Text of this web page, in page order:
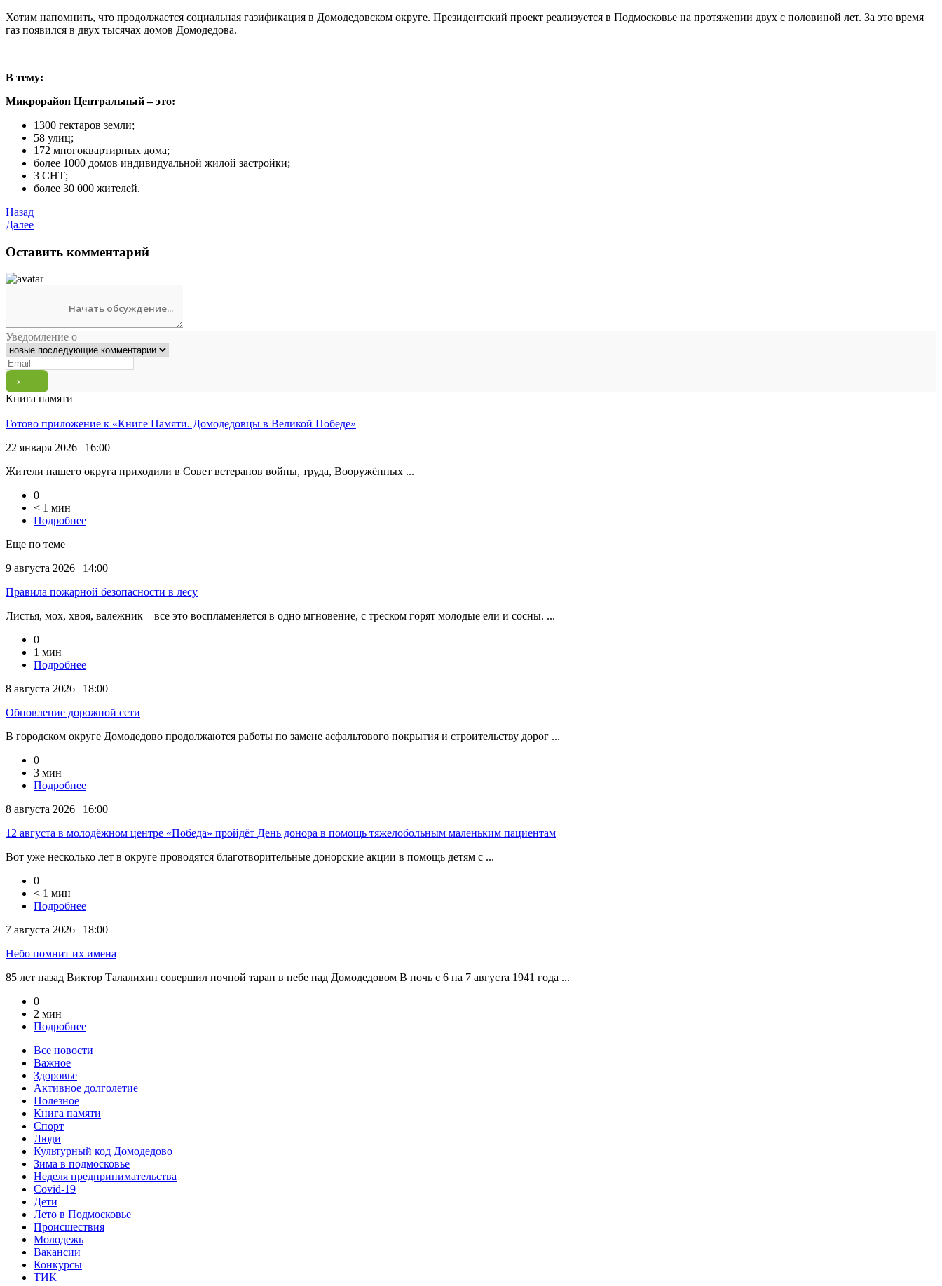
Хотим напомнить, что продолжается социальная газификация в Домодедовском округе. Президентский проект реализуется в Подмосковье на протяжении двух с половиной лет. За это время
газ появился в двух тысячах домов Домодедова.
В тему:
Микрорайон Центральный – это:
1300 гектаров земли;
58 улиц;
172 многоквартирных дома;
более 1000 домов индивидуальной жилой застройки;
3 СНТ;
более 30 000 жителей.
Назад
Далее
Оставить комментарий
Уведомление о
Книга памяти
Готово приложение к «Книге Памяти. Домодедовцы в Великой Победе»
22 января 2026 | 16:00
Жители нашего округа приходили в Совет ветеранов войны, труда, Вооружённых ...
0
< 1 мин
Подробнее
Еще по теме
9 августа 2026 | 14:00
Правила пожарной безопасности в лесу
Листья, мох, хвоя, валежник – все это воспламеняется в одно мгновение, с треском горят молодые ели и сосны. ...
0
1 мин
Подробнее
8 августа 2026 | 18:00
Обновление дорожной сети
В городском округе Домодедово продолжаются работы по замене асфальтового покрытия и строительству дорог ...
0
3 мин
Подробнее
8 августа 2026 | 16:00
12 августа в молодёжном центре «Победа» пройдёт День донора в помощь тяжелобольным маленьким пациентам
Вот уже несколько лет в округе проводятся благотворительные донорские акции в помощь детям с ...
0
< 1 мин
Подробнее
7 августа 2026 | 18:00
Небо помнит их имена
85 лет назад Виктор Талалихин совершил ночной таран в небе над Домодедовом В ночь с 6 на 7 августа 1941 года ...
0
2 мин
Подробнее
Все новости
Важное
Здоровье
Активное долголетие
Полезное
Книга памяти
Спорт
Люди
Культурный код Домодедово
Зима в подмосковье
Неделя предпринимательства
Covid-19
Дети
Лето в Подмосковье
Происшествия
Молодежь
Вакансии
Конкурсы
ТИК